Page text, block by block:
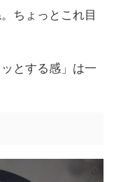
ちょっとこれ目
とする感」は一